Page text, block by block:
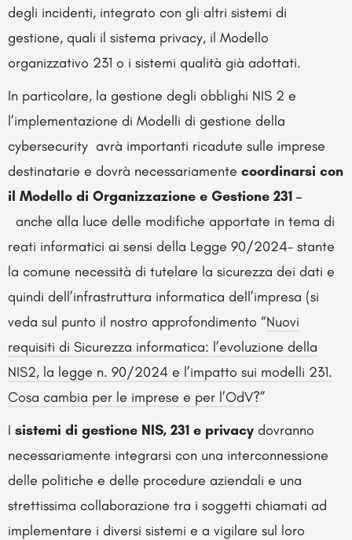
degli incidenti, integrato con gli altri sistemi di
gestione, quali il sistema privacy, il Modello
organizzativo 231 o i sistemi qualità già adottati.
In particolare, la gestione degli obblighi NIS 2 e
l’implementazione di Modelli di gestione della
cybersecurity avrà importanti ricadute sulle imprese
destinatarie e dovrà necessariamente coordinarsi con
il Modello di Organizzazione e Gestione 231 –
anche alla luce delle modifiche apportate in tema di
reati informatici ai sensi della Legge 90/2024- stante
la comune necessità di tutelare la sicurezza dei dati e
quindi dell’infrastruttura informatica dell’impresa (si
veda sul punto il nostro approfondimento “Nuovi
requisiti di Sicurezza informatica: l’evoluzione della
NIS2, la legge n. 90/2024 e l’impatto sui modelli 231.
Cosa cambia per le imprese e per l’OdV?”
I sistemi di gestione NIS, 231 e privacy dovranno
necessariamente integrarsi con una interconnessione
delle politiche e delle procedure aziendali e una
strettissima collaborazione tra i soggetti chiamati ad
implementare i diversi sistemi e a vigilare sul loro